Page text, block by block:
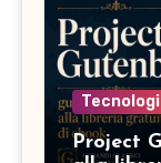
Project